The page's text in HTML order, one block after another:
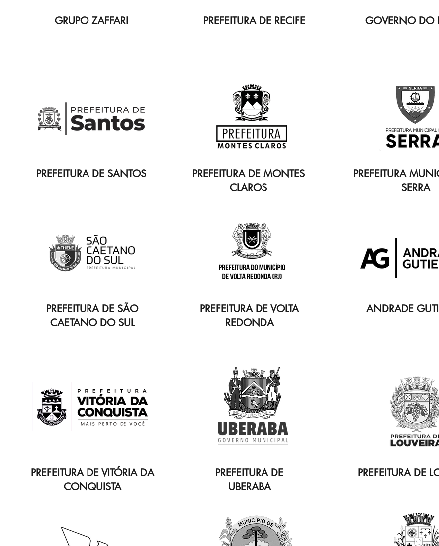
GRUPO ZAFFARI PREFEITURA DE RECIFE GOVERNO DO
PREFEITURA DE SANTOS
PREFEITURA DE MONTES
CLAROS
PREFEITURA
SERRA
PREFEITURA DE SÃO
CAETANO DO SUL
PREFEITURA DE VOLTA
REDONDA
ANDRADE
PREFEITURA DE VITÓRIA DA
CONQUISTA
PREFEITURA DE
UBERABA
PREFEITURA DE